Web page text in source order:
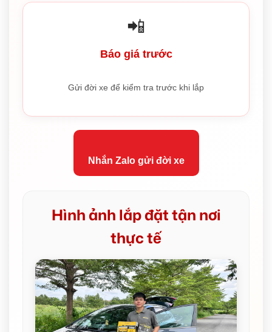
📲
Báo giá trước
Gửi đời xe để kiểm tra trước khi lắp
Nhắn Zalo gửi đời xe
Hình ảnh lắp đặt tận nơi
thực tế